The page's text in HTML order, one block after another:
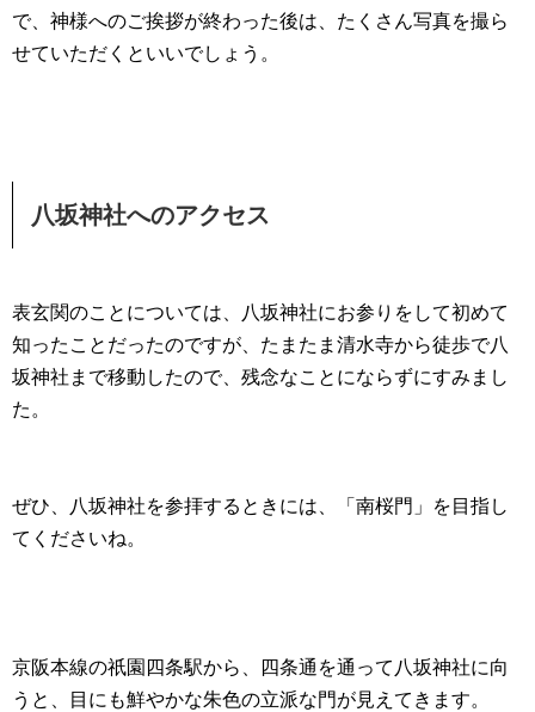
で、神様へのご挨拶が終わった後は、たくさん写真を撮ら
せていただくといいでしょう。
八坂神社へのアクセス
表玄関のことについては、八坂神社にお参りをして初めて
知ったことだったのですが、たまたま清水寺から徒歩で八
坂神社まで移動したので、残念なことにならずにすみまし
た。
ぜひ、八坂神社を参拝するときには、「南桜門」を目指し
てくださいね。
京阪本線の祇園四条駅から、四条通を通って八坂神社に向
うと、目にも鮮やかな朱色の立派な門が見えてきます。